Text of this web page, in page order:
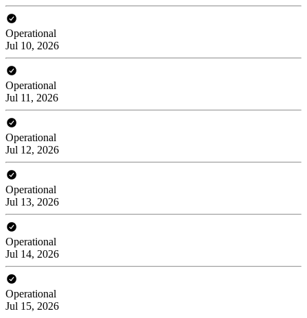
Operational
Jul 10, 2026
Operational
Jul 11, 2026
Operational
Jul 12, 2026
Operational
Jul 13, 2026
Operational
Jul 14, 2026
Operational
Jul 15, 2026